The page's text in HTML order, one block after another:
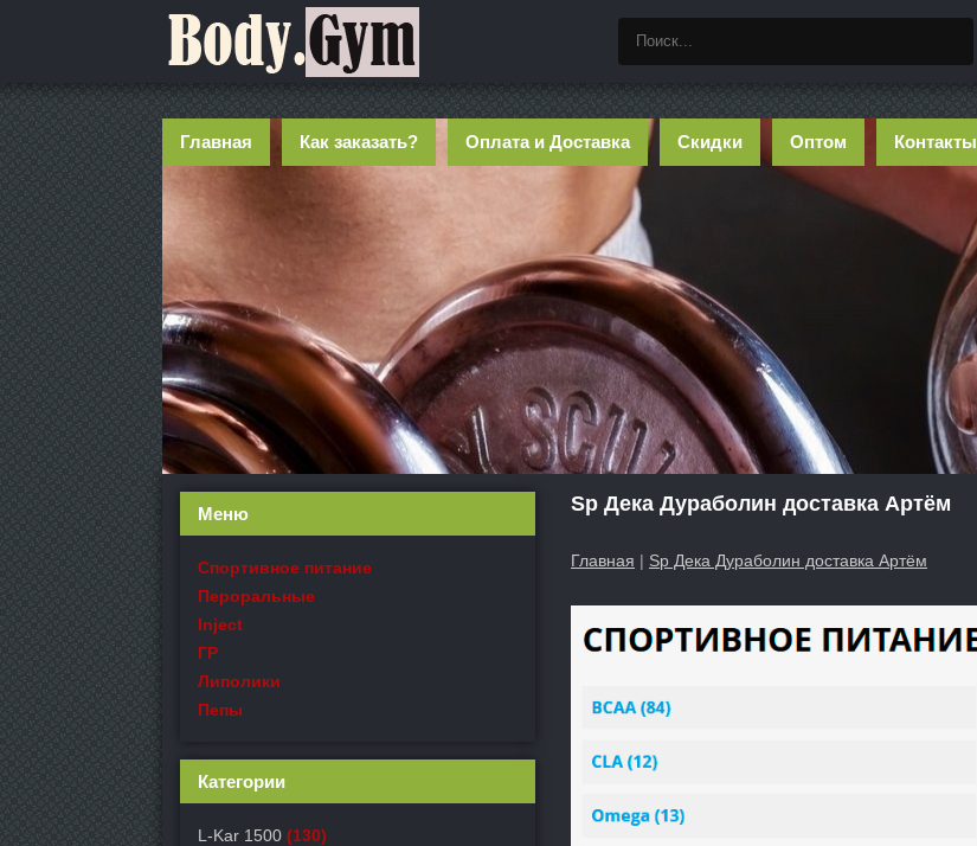
Главная Как заказать? Оплата и Доставка Скидки Оптом Контакты
Sp Дека Дураболин доставка Артём
Главная | Sp Дека Дураболин доставка Артём
Меню
Спортивное питание
Пероральные
Inject
ГР
Липолики
Пепы
Категории
L-Kar 1500 (130)